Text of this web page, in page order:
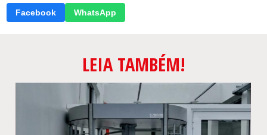
Facebook WhatsApp
LEIA TAMBÉM!